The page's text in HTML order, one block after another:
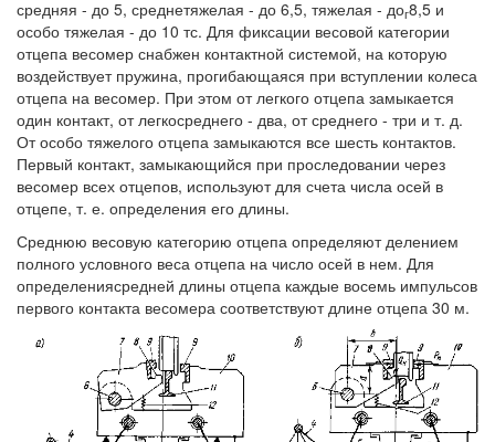
средняя - до 5, среднетяжелая - до 6,5, тяжелая - дог8,5 и
особо тяжелая - до 10 тс. Для фиксации весовой категории
отцепа весомер снабжен контактной системой, на которую
воздействует пружина, прогибающаяся при вступлении колеса
отцепа на весомер. При этом от легкого отцепа замыкается
один контакт, от легкосреднего - два, от среднего - три и т. д.
От особо тяжелого отцепа замыкаются все шесть контактов.
Первый контакт, замыкающийся при проследовании через
весомер всех отцепов, используют для счета числа осей в
отцепе, т. е. определения его длины.
Среднюю весовую категорию отцепа определяют делением
полного условного веса отцепа на число осей в нем. Для
определениясредней длины отцепа каждые восемь импульсов
первого контакта весомера соответствуют длине отцепа 30 м.